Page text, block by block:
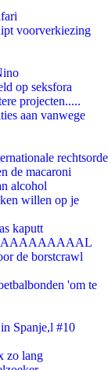
voorverkiezing
op seksfora
projecten.....
aan vanwege
rechtsorde
de macaroni
alcohol
willen op je
kaputt
de borstcrawl
'om te
Spanje,l #10
zo lang